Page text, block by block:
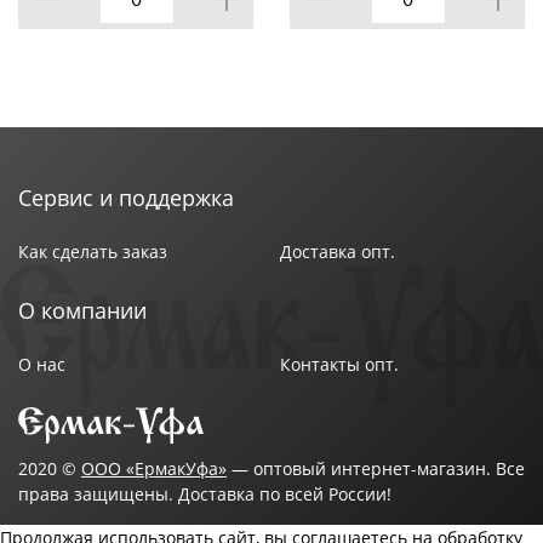
Размер, см: 40x60
Сервис и поддержка
Как сделать заказ Доставка опт.
О компании
О нас Контакты опт.
2020 © ООО «ЕрмакУфа» — оптовый интернет-магазин. Все
права защищены. Доставка по всей России!
Продолжая использовать сайт, вы соглашаетесь на обработку